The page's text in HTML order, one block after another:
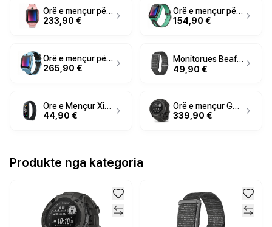
Orë e mençur për fëmijë imoo Watch Phone Z7 / 1.3"– Rozë
233,90 €
Orë e mençur për fëmijë imoo Watch Phone Z1 / 1.3"– Gjelbër
154,90 €
Orë e mençur për fëmijë Imoo Watch Z7 / 1.3"– Blu
265,90 €
Monitorues Beafon Fit 20F / Fitness Tracker / rezistent ndaj ujit IP68 / Bluetooth / Monitorim (SpO₂) – Zezë
49,90 €
Ore e Mençur Xiaomi Smart Band 7 – Smartwatch Fitness me AMOLED 1.62
44,90 €
Orë e mençur Garmin Instinct 2X Solar 50mm- Zezë
339,90 €
Produkte nga kategoria